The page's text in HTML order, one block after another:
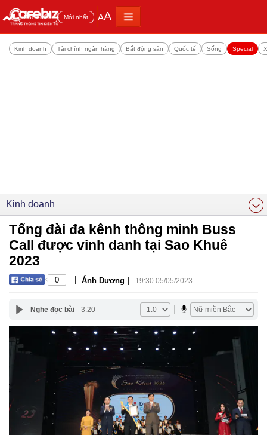
Đọc nhiều Mới nhất AA
Kinh doanh Tài chính ngân hàng Bất động sản Quốc tế Sống Special
Kinh doanh
Tổng đài đa kênh thông minh Buss
Call được vinh danh tại Sao Khuê
2023
0 | Ánh Dương | 19:30 05/05/2023
Nghe đọc bài 3:20